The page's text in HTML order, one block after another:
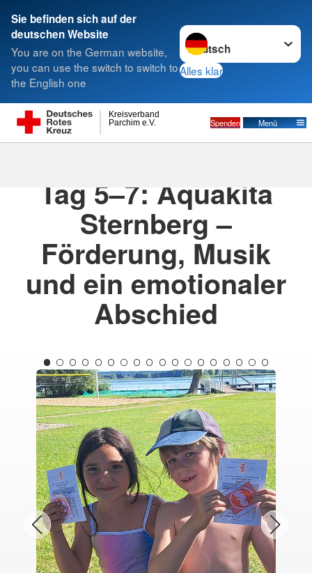
Sie befinden sich auf der
deutschen Website
You are on the German website,
you can use the switch to switch to
the English one
Sprache wechseln zu
Alles klar
Parchim e.V.
Kreisverband
Spenden Menü
Suche
Tag 5–7: Aquakita
Sternberg –
Förderung, Musik
und ein emotionaler
Abschied